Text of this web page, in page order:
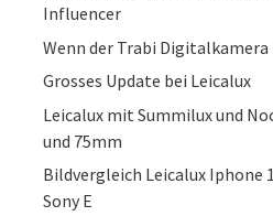
Influencer
Wenn der Trabi
Grosses Update bei Leicalux
Leicalux mit Summilux und
und 75mm
Bildvergleich Leicalux Iphone
Sony E